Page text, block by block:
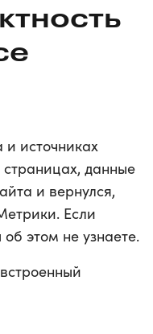
и источниках
данные
и вернулся,
Если
этом не узнаете.